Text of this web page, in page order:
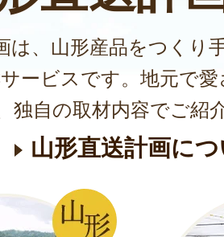
は、山形産品をつくり
ービスです。地元で
独自の取材内容でご紹
山形直送計画に